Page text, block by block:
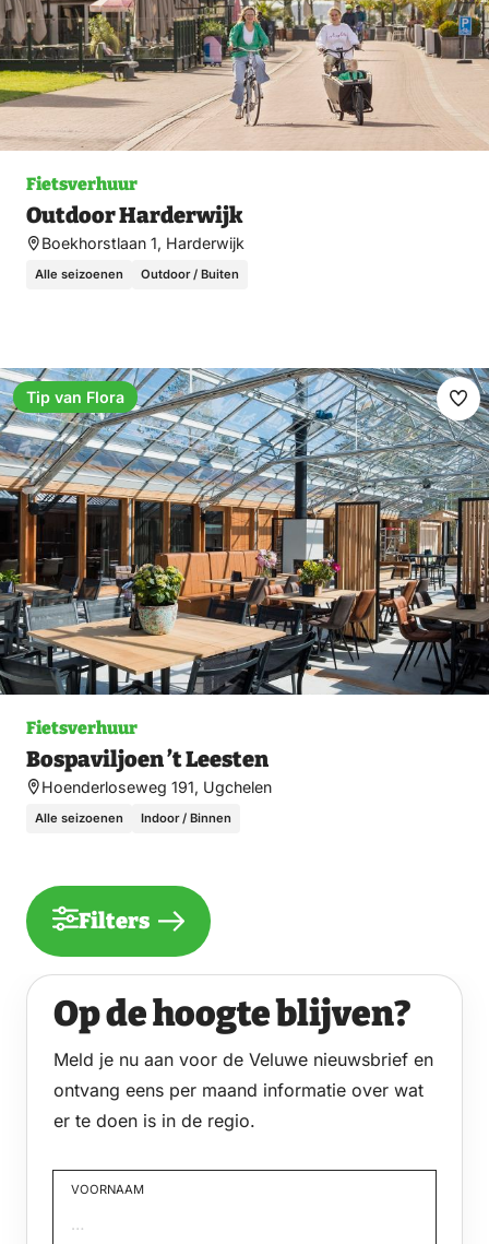
Fietsverhuur
Outdoor Harderwijk
Boekhorstlaan 1, Harderwijk
Alle seizoenen Outdoor / Buiten
Fietsverhuur
Bospaviljoen ’t Leesten
Hoenderloseweg 191, Ugchelen
Alle seizoenen Indoor / Binnen
Tip van Flora
Filters
Op de hoogte blijven?
Meld je nu aan voor de Veluwe nieuwsbrief en
ontvang eens per maand informatie over wat
er te doen is in de regio.
VOORNAAM